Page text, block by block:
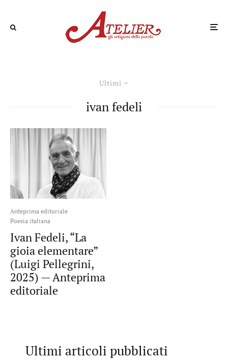
Ultimi
ivan fedeli
Anteprima editoriale
Poesia italiana
Ivan Fedeli, “La
gioia elementare”
(Luigi Pellegrini,
2025) — Anteprima
editoriale
Ultimi articoli pubblicati